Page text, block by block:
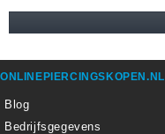
ONLINEPIERCINGSKOPEN.NL
Blog
Bedrijfsgegevens